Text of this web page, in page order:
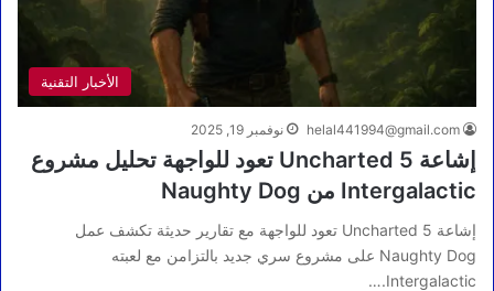
الأخبار التقنية
helal441994@gmail.com نوفمبر 19, 2025
إشاعة Uncharted 5 تعود للواجهة تحليل مشروع
Intergalactic من Naughty Dog
إشاعة Uncharted 5 تعود للواجهة مع تقارير حديثة تكشف عمل
Naughty Dog على مشروع سري جديد بالتزامن مع لعبته
Intergalactic.…